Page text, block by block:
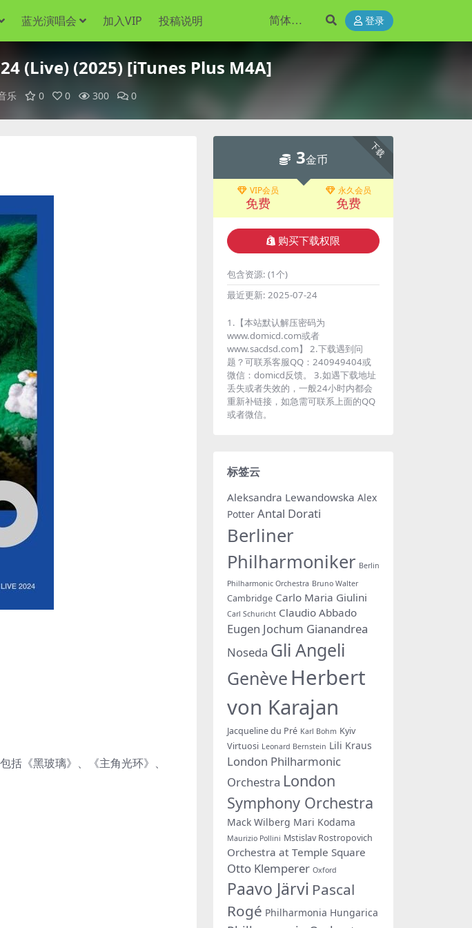
蓝光演唱会 加入VIP 投稿说明 登录
(Live) (2025) [iTunes Plus M4A]
乐 0 0 300 0
《黑玻璃》、《主角光环》、
下载
3金币
VIP会员
免费
永久会员
免费
购买下载权限
包含资源: (1个)
最近更新: 2025-07-24
1.【本站默认解压密码为
www.domicd.com或者
www.sacdsd.com】 2.下载遇到问
题？可联系客服QQ：240949404或
微信：domicd反馈。 3.如遇下载地址
丢失或者失效的，一般24小时内都会
重新补链接，如急需可联系上面的QQ
或者微信。
标签云
Aleksandra Lewandowska Alex
Potter Antal Dorati
Berliner
Philharmoniker Berlin
Philharmonic Orchestra Bruno Walter
Cambridge Carlo Maria Giulini
Carl Schuricht Claudio Abbado
Eugen Jochum Gianandrea
Noseda Gli Angeli
Genève Herbert
von Karajan
Jacqueline du Pré Karl Bohm Kyiv
Virtuosi Leonard Bernstein Lili Kraus
London Philharmonic
Orchestra London
Symphony Orchestra
Mack Wilberg Mari Kodama
Maurizio Pollini Mstislav Rostropovich
Orchestra at Temple Square
Otto Klemperer Oxford
Paavo Järvi Pascal
Rogé Philharmonia Hungarica